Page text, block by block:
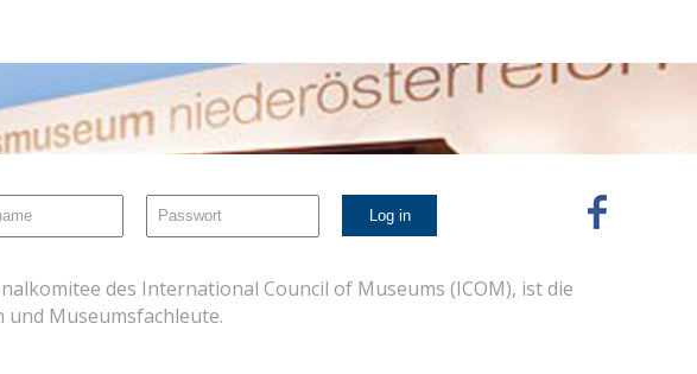
des International Council of Museums (ICOM), ist die
Museumsfachleute.